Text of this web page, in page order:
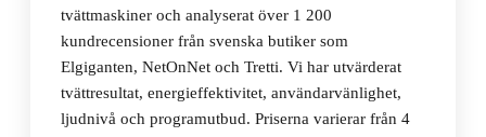
tvättmaskiner och analyserat över 1 200
kundrecensioner från svenska butiker som
Elgiganten, NetOnNet och Tretti. Vi har utvärderat
tvättresultat, energieffektivitet, användarvänlighet,
ljudnivå och programutbud. Priserna varierar från 4